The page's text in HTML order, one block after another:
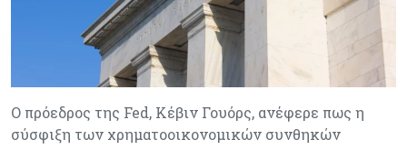
Ο πρόεδρος της Fed, Κέβιν Γουόρς, ανέφερε πως η
σύσφιξη των χρηματοοικονομικών συνθηκών